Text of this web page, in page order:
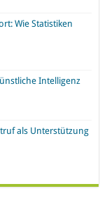
Wie Statistiken
Intelligenz
als Unterstützung